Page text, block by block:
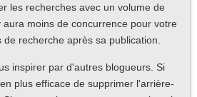
les recherches avec un volume de
moins de concurrence pour votre
recherche après sa publication.
inspirer par d'autres blogueurs. Si
plus efficace de supprimer l'arrière-